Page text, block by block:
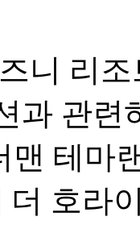
니 리
과 관련
맨 테마
호라